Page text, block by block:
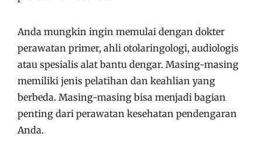
Anda mungkin ingin memulai dengan dokter
perawatan primer, ahli otolaringologi, audiologis
atau spesialis alat bantu dengar. Masing-masing
memiliki jenis pelatihan dan keahlian yang
berbeda. Masing-masing bisa menjadi bagian
penting dari perawatan kesehatan pendengaran
Anda.